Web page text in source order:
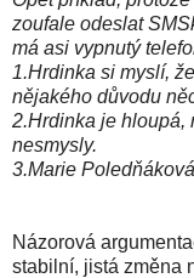
zoufale odeslat
má asi vypnutý
1.Hrdinka si myslí,
nějakého důvodu
2.Hrdinka je hloupá,
nesmysly.
3.Marie
Názorová
stabilní, jistá změna